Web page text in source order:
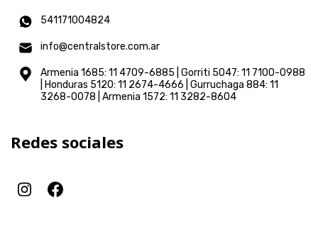
541171004824
info@centralstore.com.ar
Armenia 1685: 11 4709-6885 | Gorriti 5047: 11 7100-0988
| Honduras 5120: 11 2674-4666 | Gurruchaga 884: 11
3268-0078 | Armenia 1572: 11 3282-8604
Redes sociales